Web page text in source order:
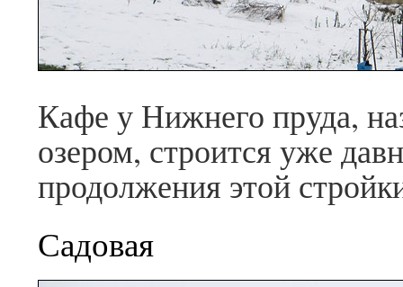
Кафе у Нижнего пруда,
озером, строится уже
продолжения этой
Садовая